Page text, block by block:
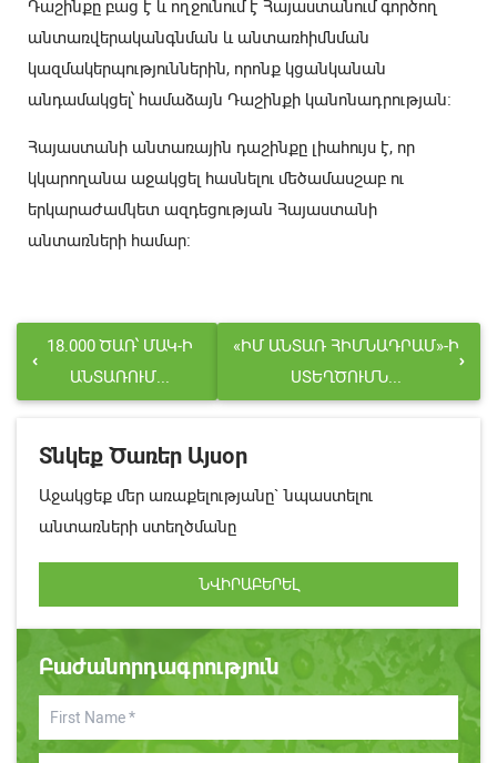
Դաշինքը բաց է և ողջունում է Հայաստանում գործող
անտառվերականգնման և անտառհիմնման
կազմակերպություններին, որոնք կցանկանան
անդամակցել՝ համաձայն Դաշինքի կանոնադրության։
Հայաստանի անտառային դաշինքը լիահույս է, որ
կկարողանա աջակցել հասնելու մեծամասշաբ ու
երկարաժամկետ ազդեցության Հայաստանի
անտառների համար։
18.000 ԾԱՌ՝ ՄԱԿ-Ի
ԱՆՏԱՌՈՒՄ...
«ԻՄ ԱՆՏԱՌ ՀԻՄՆԱԴՐԱՄ»-Ի
ՍՏԵՂԾՈՒՄՆ...
Տնկեք Ծառեր Այսօր
Աջակցեք մեր առաքելությանը` նպաստելու
անտառների ստեղծմանը
ՆՎԻՐԱԲԵՐԵԼ
Բաժանորդագրություն